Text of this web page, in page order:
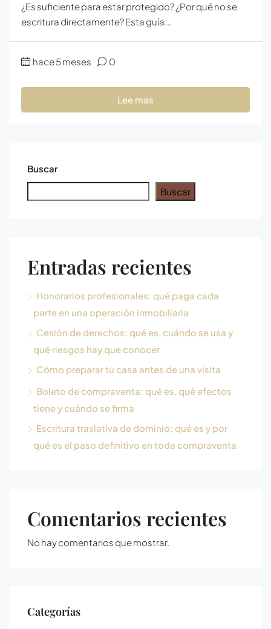
¿Es suficiente para estar protegido? ¿Por qué no se
escritura directamente? Esta guía...
hace 5 meses 0
Lee mas
Buscar
Buscar
Entradas recientes
Honorarios profesionales: qué paga cada
parte en una operación inmobiliaria
Cesión de derechos: qué es, cuándo se usa y
qué riesgos hay que conocer
Cómo preparar tu casa antes de una visita
Boleto de compraventa: qué es, qué efectos
tiene y cuándo se firma
Escritura traslativa de dominio: qué es y por
qué es el paso definitivo en toda compraventa
Comentarios recientes
No hay comentarios que mostrar.
Categorías